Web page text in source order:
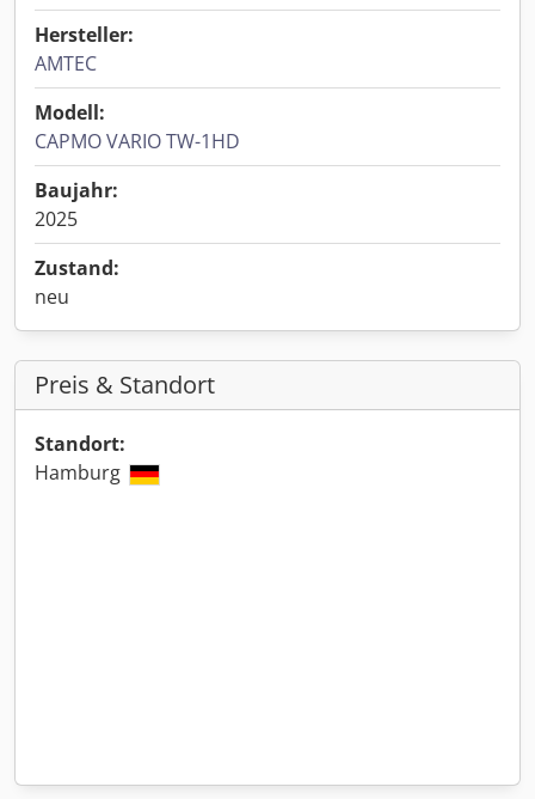
Hersteller:
AMTEC
Modell:
CAPMO VARIO TW-1HD
Baujahr:
2025
Zustand:
neu
Preis & Standort
Standort:
Hamburg